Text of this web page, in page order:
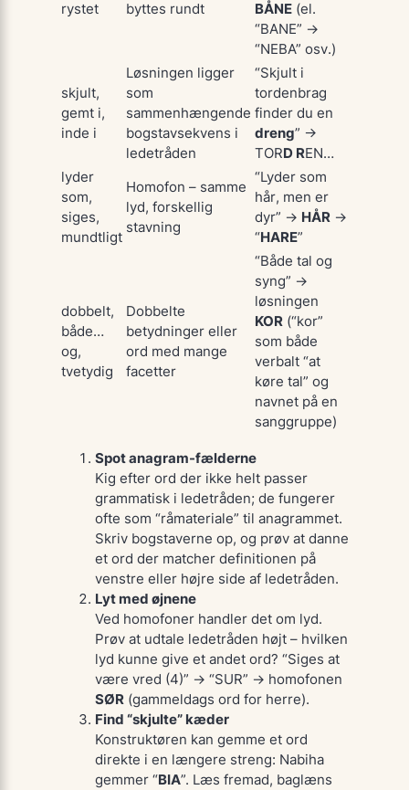
rystet
byttes rundt
BÅNE(el.
“BANE” →
“NEBA” osv.)
skjult,
gemt i,
inde i
Løsningen ligger
som
sammenhængende
bogstavsekvens i
ledetråden
“Skjult i
tordenbrag
finder du en
dreng” →
TOR D REN…
lyder
som,
siges,
mundtligt
Homofon – samme
lyd, forskellig
stavning
“Lyder som
hår, men er
dyr” → HÅR→
“HARE”
dobbelt,
både…
og,
tvetydig
Dobbelte
betydninger eller
ord med mange
facetter
“Både tal og
syng” →
løsningen
KOR(“kor”
som både
verbalt “at
køre tal” og
navnet på en
sanggruppe)
Spot anagram-fælderne
Kig efter ord der ikke helt passer
grammatiski ledetråden; de fungerer
ofte som “råmateriale” til anagrammet.
Skriv bogstaverne op, og prøv at danne
et ord der matcher definitionen på
venstre eller højre side af ledetråden.
Lyt med øjnene
Ved homofoner handler det om lyd.
Prøv at udtale ledetråden højt – hvilken
lyd kunne give et andet ord? “Siges at
være vred (4)” → “SUR” → homofonen
SØR(gammeldags ord for herre).
Find “skjulte” kæder
Konstruktøren kan gemme et ord
direkte i en længere streng: Nabiha
gemmer “BIA”. Læs fremad, baglæns